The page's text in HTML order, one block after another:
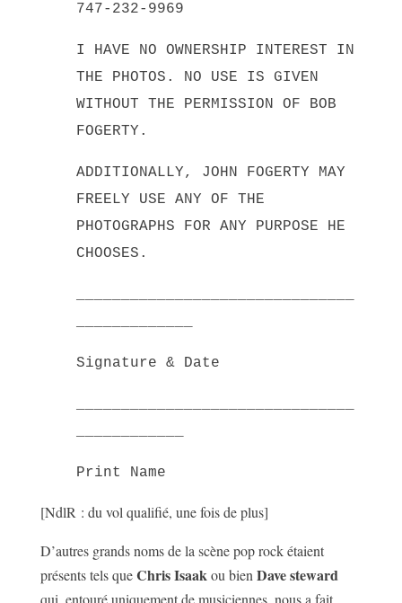
747-232-9969
I HAVE NO OWNERSHIP INTEREST IN
THE PHOTOS. NO USE IS GIVEN
WITHOUT THE PERMISSION OF BOB
FOGERTY.
ADDITIONALLY, JOHN FOGERTY MAY
FREELY USE ANY OF THE
PHOTOGRAPHS FOR ANY PURPOSE HE
CHOOSES.
Signature & Date
Print Name
[NdlR : du vol qualifié, une fois de plus]
D’autres grands noms de la scène pop rock étaient
présents tels queChris Isaakou bienDave steward